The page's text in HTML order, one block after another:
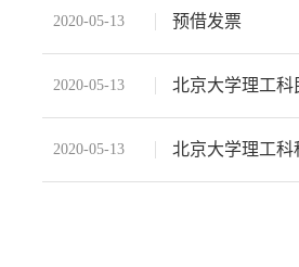
2020-05-13 预借发票
2020-05-13 北京大学理工科
2020-05-13 北京大学理工科